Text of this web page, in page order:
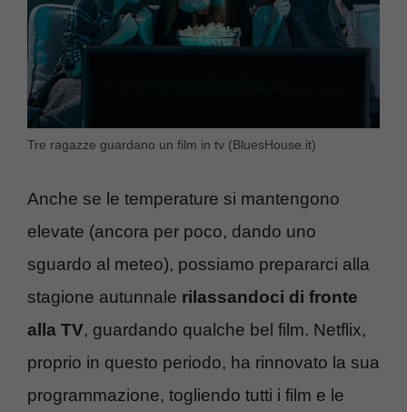
Tre ragazze guardano un film in tv (BluesHouse.it)
Anche se le temperature si mantengono
elevate (ancora per poco, dando uno
sguardo al meteo), possiamo prepararci alla
stagione autunnale rilassandoci di fronte
alla TV, guardando qualche bel film. Netflix,
proprio in questo periodo, ha rinnovato la sua
programmazione, togliendo tutti i film e le